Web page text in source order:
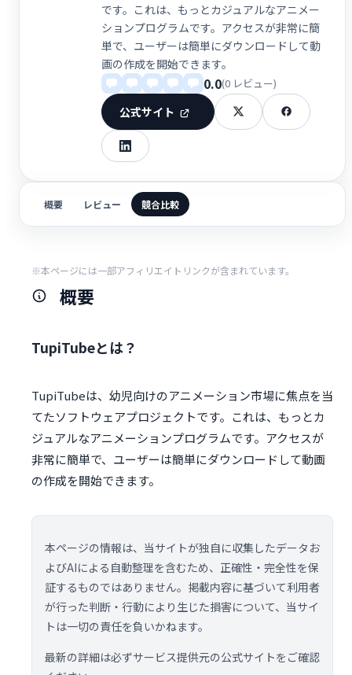
です。これは、もっとカジュアルなアニメー
ションプログラムです。アクセスが非常に簡
単で、ユーザーは簡単にダウンロードして動
画の作成を開始できます。
0.0(0 レビュー)
公式サイト
概要 レビュー 競合比較
※本ページには一部アフィリエイトリンクが含まれています。
概要
TupiTubeとは？
TupiTubeは、幼児向けのアニメーション市場に焦点を当
てたソフトウェアプロジェクトです。これは、もっとカ
ジュアルなアニメーションプログラムです。アクセスが
非常に簡単で、ユーザーは簡単にダウンロードして動画
の作成を開始できます。
本ページの情報は、当サイトが独自に収集したデータお
よびAIによる自動整理を含むため、正確性・完全性を保
証するものではありません。掲載内容に基づいて利用者
が行った判断・行動により生じた損害について、当サイ
トは一切の責任を負いかねます。
最新の詳細は必ずサービス提供元の公式サイトをご確認